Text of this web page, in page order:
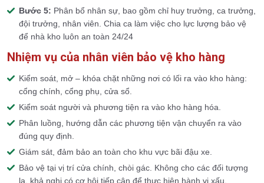
Bước 5: Phân bổ nhân sự, bao gồm chỉ huy trưởng, ca trưởng,
đội trưởng, nhân viên. Chia ca làm việc cho lực lượng bảo vệ
để nhà kho luôn an toàn 24/24
Nhiệm vụ của nhân viên bảo vệ kho hàng
Kiểm soát, mở – khóa chặt những nơi có lối ra vào kho hàng:
cổng chính, cổng phụ, cửa sổ.
Kiểm soát người và phương tiện ra vào kho hàng hóa.
Phân luồng, hướng dẫn các phương tiện vận chuyển ra vào
đúng quy định.
Giám sát, đảm bảo an toàn cho khu vực bãi đậu xe.
Bảo vệ tại vị trí cửa chính, chòi gác. Không cho các đối tượng
lạ, khả nghi có cơ hội tiếp cận để thực hiện hành vi xấu.